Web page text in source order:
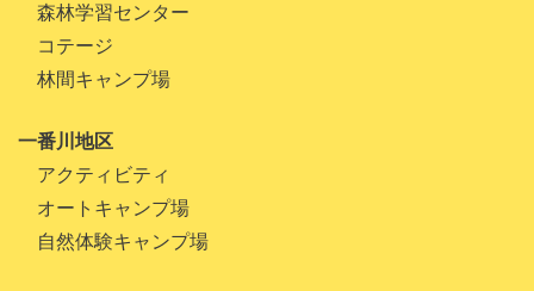
2021年8月
2021年7月
2021年6月
2021年5月
森林学習センター
コテージ
林間キャンプ場
一番川地区
アクティビティ
オートキャンプ場
自然体験キャンプ場